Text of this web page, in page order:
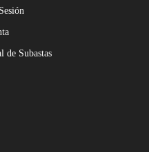
de Subastas